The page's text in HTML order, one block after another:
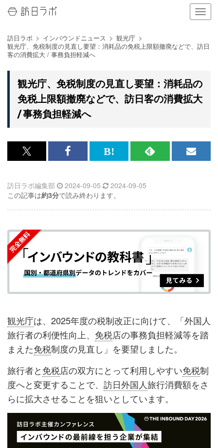
ナ
ビ
ー
シ
の
表
示
替
る
訪日ラボ インバウンドニュース
観光庁
観光庁、免税制度の見直し要望：消耗品の免税上限額撤廃などで、訪日
客の消費拡大 / 事務負担軽減へ
観光庁、免税制度の見直し要望：消耗品の
免税上限額撤廃などで、訪日客の消費拡大
/ 事務負担軽減へ
x<br>
記
事
シ
ェ
ア
す
る
Facebook<br>
記
事
シ
ェ
ア
す
る
は
な
ブ
ク
マ
ー
ク
に
加
RSS
購
読
す
る
メ
録
す
訪日ラボ編集部 2024-09-05
2024-09-05
この記事は約3分で読み終わります。
観光庁は、2025年度の税制改正に向けて、「外国人
旅行者の利便性向上、 免税店の事務負担軽減等を踏
まえた免税制度の見直し」を要望しました。
旅行者と免税店の双方にとって利用しやすい免税制
度へと変更することで、 訪日外国人旅行消費額をさ
らに拡大させることを狙いとしています。